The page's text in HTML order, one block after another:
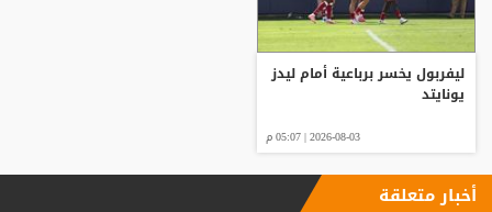
ليفربول يخسر برباعية أمام ليدز
يونايتد
2026-08-03 | 05:07 م
أخبار متعلقة